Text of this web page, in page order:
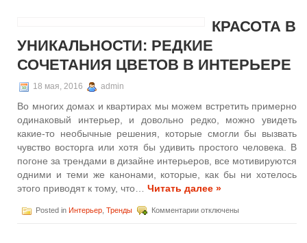
КРАСОТА В
УНИКАЛЬНОСТИ: РЕДКИЕ
СОЧЕТАНИЯ ЦВЕТОВ В ИНТЕРЬЕРЕ
18 мая, 2016 admin
Во многих домах и квартирах мы можем встретить примерно
одинаковый интерьер, и довольно редко, можно увидеть
какие-то необычные решения, которые смогли бы вызвать
чувство восторга или хотя бы удивить простого человека. В
погоне за трендами в дизайне интерьеров, все мотивируются
одними и теми же канонами, которые, как бы ни хотелось
этого приводят к тому, что… Читать далее »
Posted in Интерьер Тренды Комментариикотключены